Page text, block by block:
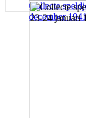
Collecte
december 1941